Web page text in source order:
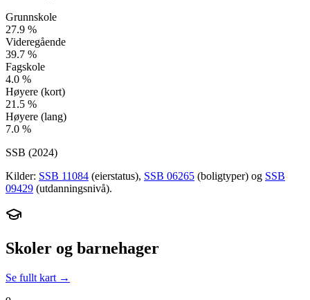
Grunnskole
27.9 %
Videregående
39.7 %
Fagskole
4.0 %
Høyere (kort)
21.5 %
Høyere (lang)
7.0 %
SSB (2024)
Kilder: SSB 11084 (eierstatus), SSB 06265 (boligtyper) og SSB
09429 (utdanningsnivå).
Skoler og barnehager
Se fullt kart →